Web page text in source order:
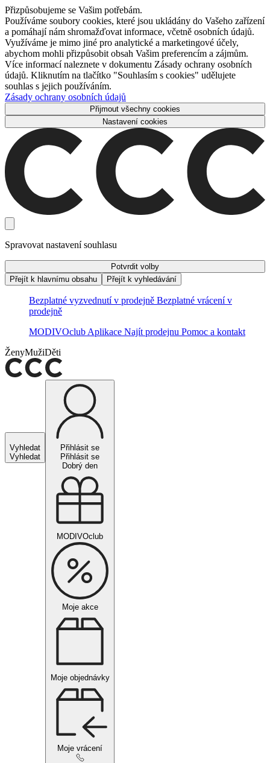
Přizpůsobujeme se Vašim potřebám.
Používáme soubory cookies, které jsou ukládány do Vašeho zařízení
a pomáhají nám shromažďovat informace, včetně osobních údajů.
Využíváme je mimo jiné pro analytické a marketingové účely,
abychom mohli přizpůsobit obsah Vašim preferencím a zájmům.
Více informací naleznete v dokumentu Zásady ochrany osobních
údajů. Kliknutím na tlačítko "Souhlasím s cookies" udělujete
souhlas s jejich používáním.
Zásady ochrany osobních údajů
Přijmout všechny cookies
Nastavení cookies
Spravovat nastavení souhlasu
Potvrdit volby
Přejít k hlavnímu obsahu
Přejít k vyhledávání
Bezplatné vyzvednutí v prodejně Bezplatné vrácení v
prodejně
MODIVOclub Aplikace Najít prodejnu Pomoc a kontakt
ŽenyMužiDěti
Vyhledat
Vyhledat
Přihlásit se
Přihlásit se
Dobrý den
MODIVOclub
Moje akce
Moje objednávky
Moje vrácení